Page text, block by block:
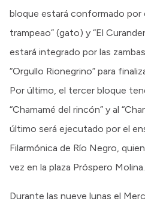
bloque estará conformado por
trampeao” (gato) y “El
estará integrado por las
“Orgullo Rionegrino” para
Por último, el tercer bloque
“Chamamé del rincón” y al
último será ejecutado por el
Filarmónica de Río Negro,
vez en la plaza Próspero Molina.
Durante las nueve lunas el